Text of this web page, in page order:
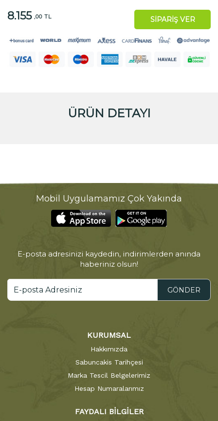
8.155 ,00 TL SİPARİŞ VER
ÜRÜN DETAYI
Mobil Uygulamamız Çok Yakında
E-posta adresinizi kaydedin, indirimlerden anında
haberiniz olsun!
GÖNDER
KURUMSAL
Hakkımızda
Sabuncakis Tarihçesi
Marka Tescil Belgelerimiz
Hesap Numaralarımız
FAYDALI BİLGİLER